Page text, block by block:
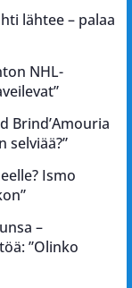
lähtee – palaa
NHL-
Brind’Amouria
selviää?”
Ismo
–
”Olinko